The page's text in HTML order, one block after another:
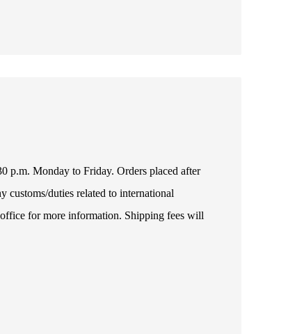
p.m. Monday to Friday. Orders placed after
duties related to international
for more information. Shipping fees will